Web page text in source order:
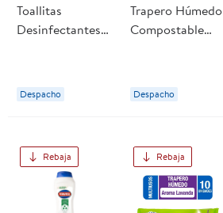
Toallitas
Desinfectantes
75 Un Virutex
Despacho
Trapero Húmedo
Compostable
Despacho
Rebaja Rebaja